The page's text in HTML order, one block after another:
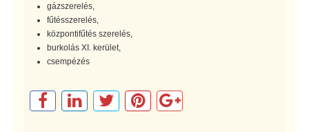
gázszerelés,
fűtésszerelés,
központifűtés szerelés,
burkolás XI. kerület,
csempézés